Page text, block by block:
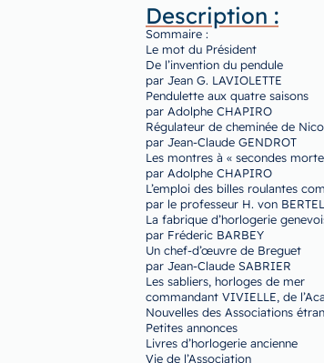
Description :
Sommaire :
Le mot du Président
De l’invention du pendule
par Jean G. LAVIOLETTE
Pendulette aux quatre saisons
par Adolphe CHAPIRO
Régulateur de cheminée de
par Jean-Claude GENDROT
Les montres à « secondes
par Adolphe CHAPIRO
L’emploi des billes roulantes
par le professeur H. von
La fabrique d’horlogerie
par Fréderic BARBEY
Un chef-d’œuvre de Breguet
par Jean-Claude SABRIER
Les sabliers, horloges de mer
commandant VIVIELLE, de
Nouvelles des Associations
Petites annonces
Livres d’horlogerie ancienne
Vie de l’Association